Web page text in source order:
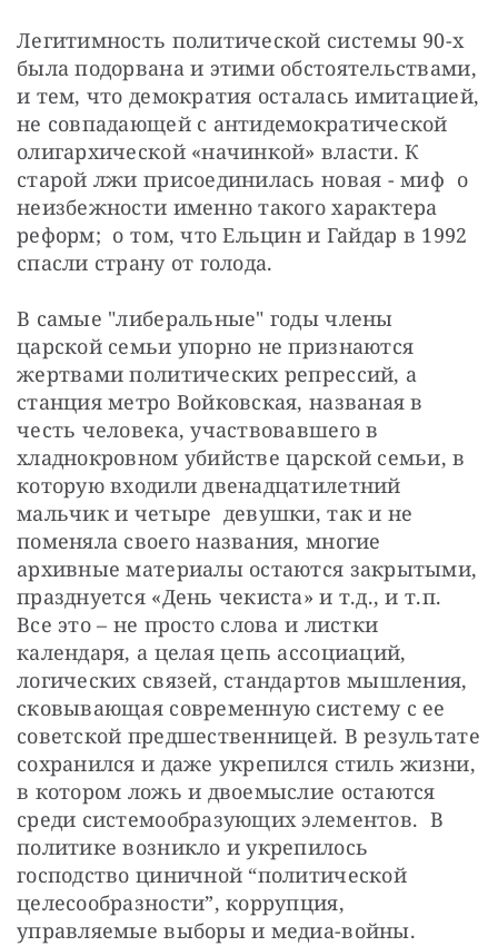
Легитимность политической системы 90-х
была подорвана и этими обстоятельствами,
и тем, что демократия осталась имитацией,
не совпадающей с антидемократической
олигархической «начинкой» власти. К
старой лжи присоединилась новая - миф  о
неизбежности именно такого характера
реформ;  о том, что Ельцин и Гайдар в 1992
спасли страну от голода.
В самые "либеральные" годы члены
царской семьи упорно не признаются
жертвами политических репрессий, а
станция метро Войковская, названая в
честь человека, участвовавшего в
хладнокровном убийстве царской семьи, в
которую входили двенадцатилетний
мальчик и четыре  девушки, так и не
поменяла своего названия, многие
архивные материалы остаются закрытыми,
празднуется «День чекиста» и т.д., и т.п.
Все это – не просто слова и листки
календаря, а целая цепь ассоциаций,
логических связей, стандартов мышления,
сковывающая современную систему с ее
советской предшественницей. В результате
сохранился и даже укрепился стиль жизни,
в котором ложь и двоемыслие остаются
среди системообразующих элементов.  В
политике возникло и укрепилось
господство циничной “политической
целесообразности”, коррупция,
управляемые выборы и медиа-войны.